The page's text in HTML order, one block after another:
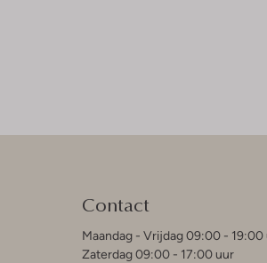
Contact
Maandag - Vrijdag 09:00 - 19:00
Zaterdag 09:00 - 17:00 uur